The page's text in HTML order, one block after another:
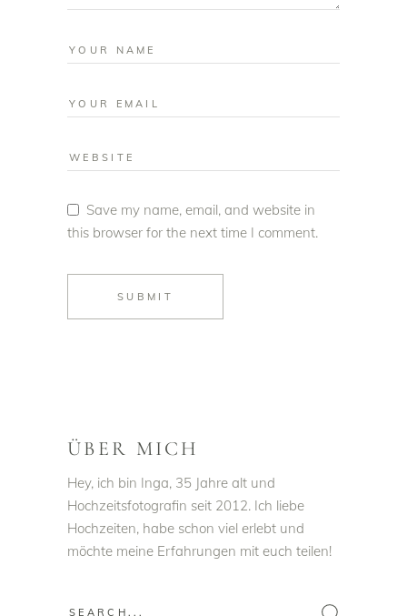
Save my name, email, and website in
this browser for the next time I comment.
SUBMIT
ÜBER MICH
Hey, ich bin Inga, 35 Jahre alt und
Hochzeitsfotografin seit 2012. Ich liebe
Hochzeiten, habe schon viel erlebt und
möchte meine Erfahrungen mit euch teilen!